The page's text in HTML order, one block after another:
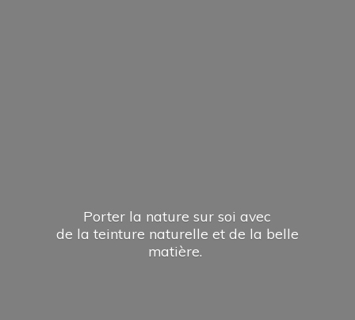
Porter la nature sur soi avec
de la teinture naturelle et de la belle
matière.